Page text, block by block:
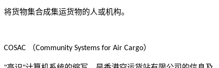
将货物集合成集运货物的人或机构。
COSAC （Community Systems for Air Cargo）